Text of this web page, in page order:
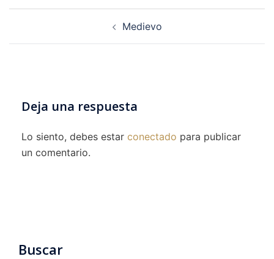
Navegación
entradas
Medievo
Deja una respuesta
Lo siento, debes estar conectado para publicar
un comentario.
Buscar